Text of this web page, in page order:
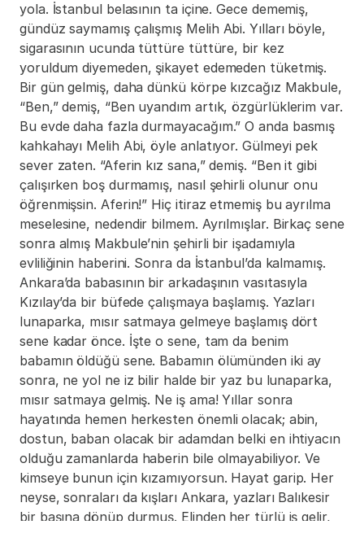
yola. İstanbul belasının ta içine. Gece dememiş,
gündüz saymamış çalışmış Melih Abi. Yılları böyle,
sigarasının ucunda tüttüre tüttüre, bir kez
yoruldum diyemeden, şikayet edemeden tüketmiş.
Bir gün gelmiş, daha dünkü körpe kızcağız Makbule,
“Ben,” demiş, “Ben uyandım artık, özgürlüklerim var.
Bu evde daha fazla durmayacağım.” O anda basmış
kahkahayı Melih Abi, öyle anlatıyor. Gülmeyi pek
sever zaten. “Aferin kız sana,” demiş. “Ben it gibi
çalışırken boş durmamış, nasıl şehirli olunur onu
öğrenmişsin. Aferin!” Hiç itiraz etmemiş bu ayrılma
meselesine, nedendir bilmem. Ayrılmışlar. Birkaç sene
sonra almış Makbule’nin şehirli bir işadamıyla
evliliğinin haberini. Sonra da İstanbul’da kalmamış.
Ankara’da babasının bir arkadaşının vasıtasıyla
Kızılay’da bir büfede çalışmaya başlamış. Yazları
lunaparka, mısır satmaya gelmeye başlamış dört
sene kadar önce. İşte o sene, tam da benim
babamın öldüğü sene. Babamın ölümünden iki ay
sonra, ne yol ne iz bilir halde bir yaz bu lunaparka,
mısır satmaya gelmiş. Ne iş ama! Yıllar sonra
hayatında hemen herkesten önemli olacak; abin,
dostun, baban olacak bir adamdan belki en ihtiyacın
olduğu zamanlarda haberin bile olmayabiliyor. Ve
kimseye bunun için kızamıyorsun. Hayat garip. Her
neyse, sonraları da kışları Ankara, yazları Balıkesir
bir başına dönüp durmuş. Elinden her türlü iş gelir,